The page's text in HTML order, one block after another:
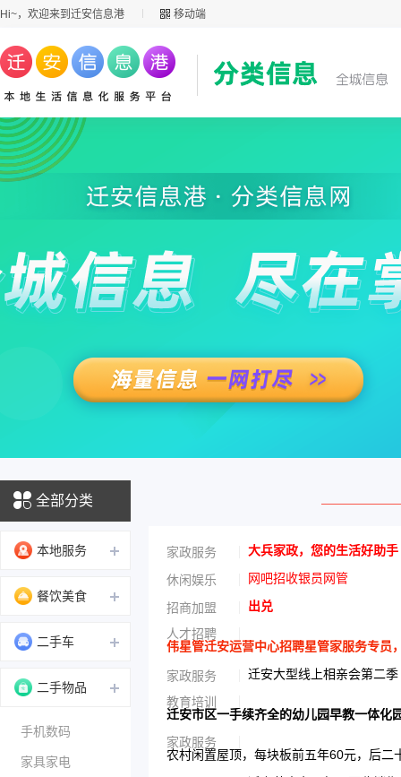
Hi~，欢迎来到迁安信息港 移动端
全部分类
本地服务
餐饮美食
二手车
二手物品
手机数码
家具家电
家政服务 大兵家政，您的生活好助手
休闲娱乐 网吧招收银员网管
招商加盟
出兑
人才招聘
伟星管迁安运营中心招聘星管家服务专员
家政服务
迁安大型线上相亲会第二季
教育培训
迁安市区一手续齐全的幼儿园早教一体化
家政服务
农村闲置屋顶，每块板前五年60元，后